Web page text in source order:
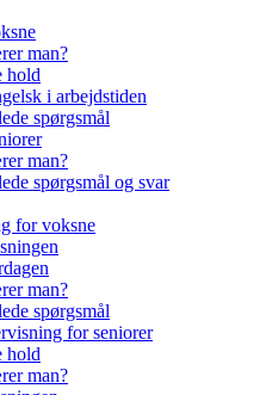
man?
hold
i arbejdstiden
spørgsmål
man?
spørgsmål og svar
for voksne
man?
spørgsmål
for seniorer
hold
man?